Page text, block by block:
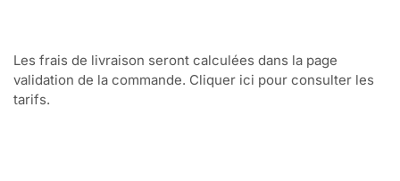
Les frais de livraison seront calculées dans la page
validation de la commande. Cliquer ici pour consulter les
tarifs.